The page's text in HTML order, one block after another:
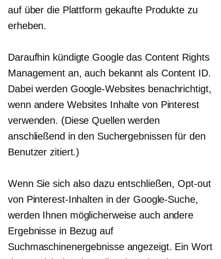
auf über die Plattform gekaufte Produkte zu
erheben.
Daraufhin kündigte Google das Content Rights
Management an, auch bekannt als Content ID.
Dabei werden Google-Websites benachrichtigt,
wenn andere Websites Inhalte von Pinterest
verwenden. (Diese Quellen werden
anschließend in den Suchergebnissen für den
Benutzer zitiert.)
Wenn Sie sich also dazu entschließen, Opt-out
von Pinterest-Inhalten in der Google-Suche,
werden Ihnen möglicherweise auch andere
Ergebnisse in Bezug auf
Suchmaschinenergebnisse angezeigt. Ein Wort